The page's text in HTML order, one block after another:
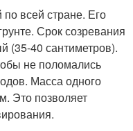
всей стране. Его
Срок созревания
(35-40 сантиметров).
не поломались
Масса одного
Это позволяет